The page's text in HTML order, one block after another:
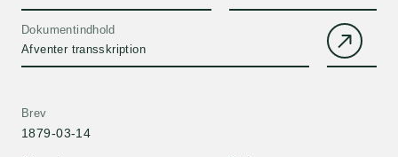
Dokumentindhold
Afventer transskription
Brev
1879-03-14